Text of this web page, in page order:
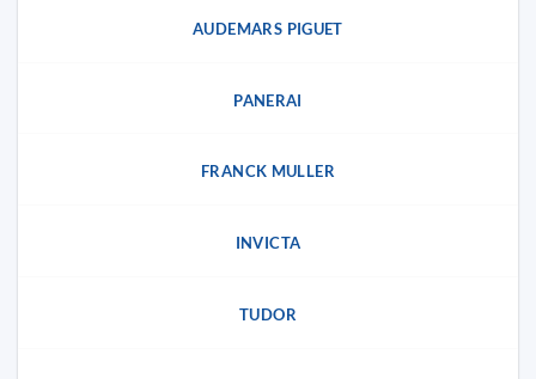
AUDEMARS PIGUET
PANERAI
FRANCK MULLER
INVICTA
TUDOR